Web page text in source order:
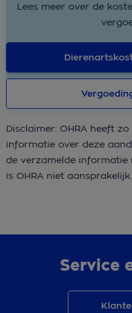
Lees meer over de
Disclaimer: OHRA heeft
informatie over deze
de verzamelde informatie
is OHRA niet aansprakelijk.
Service